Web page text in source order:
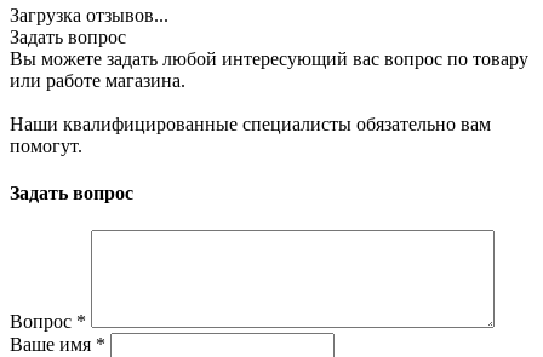
Загрузка отзывов...
Задать вопрос
Вы можете задать любой интересующий вас вопрос по товару
или работе магазина.
Наши квалифицированные специалисты обязательно вам
помогут.
Задать вопрос
Вопрос *
Ваше имя *